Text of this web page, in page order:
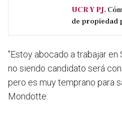
UCR Y PJ.
de propiedad
"Estoy abocado a trabajar en
no siendo candidato será
pero es muy temprano para
Mondotte.